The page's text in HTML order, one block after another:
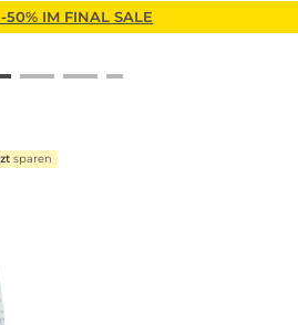
50% IM FINAL SALE
sparen